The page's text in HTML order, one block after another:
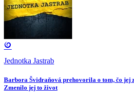
Jednotka Jastrab
Barbora Švidraňová prehovorila o tom, čo jej
Zmenilo jej to život